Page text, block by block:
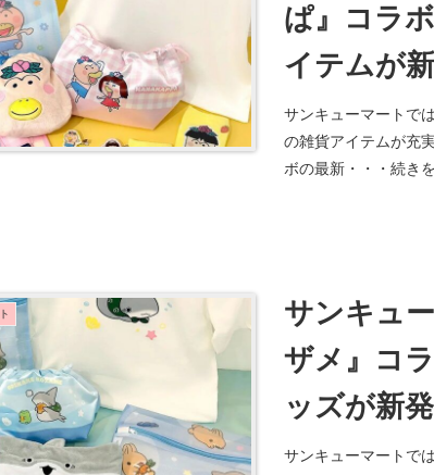
ぱ』コラ
イテムが
類、口コ
サンキューマートで
の雑貨アイテムが充
ボの最新・・・続き
サンキュ
ザメ』コ
ッズが新
類、口コ
サンキューマートで